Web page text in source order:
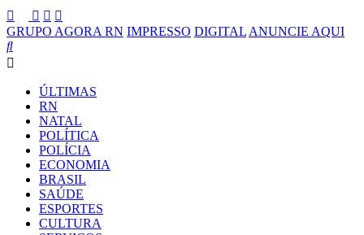
GRUPO AGORA RN IMPRESSO DIGITAL ANUNCIE AQUI
ÚLTIMAS
RN
NATAL
POLÍTICA
POLÍCIA
ECONOMIA
BRASIL
SAÚDE
ESPORTES
CULTURA